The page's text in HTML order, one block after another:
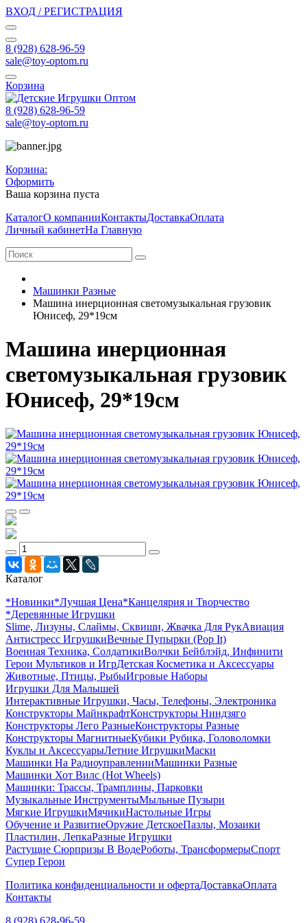
ВХОД / РЕГИСТРАЦИЯ
8 (928) 628-96-59
sale@toy-optom.ru
Корзина
8 (928) 628-96-59
sale@toy-optom.ru
Корзина:
Оформить
Ваша корзина пуста
КаталогО компанииКонтактыДоставкаОплата
Личный кабинетНа Главную
Машинки Разные
Машина инерционная светомузыкальная грузовик
Юнисеф, 29*19см
Машина инерционная
светомузыкальная грузовик
Юнисеф, 29*19см
Каталог
*Новинки*Лучшая Цена*Канцелярия и Творчество
*Деревянные Игрушки
Slime, Лизуны, Слаймы, Сквиши, Жвачка Для РукАвиация
Антистресс ИгрушкиВечные Пупырки (Pop It)
Военная Техника, СолдатикиВолчки Бейблэйд, Инфинити
Герои Мультиков и ИгрДетcкая Косметика и Аксессуары
Животные, Птицы, РыбыИгровые Наборы
Игрушки Для Малышей
Интерактивные Игрушки, Часы, Телефоны, Электроника
Конструкторы МайнкрафтКонструкторы Ниндзяго
Конструкторы Лего РазныеКонструкторы Разные
Конструкторы МагнитныеКубики Рубика, Головоломки
Куклы и АксессуарыЛетние ИгрушкиМаски
Машинки На РадиоуправленииМашинки Разные
Машинки Хот Вилс (Hot Wheels)
Машинки: Трассы, Трамплины, Парковки
Музыкальные ИнструментыМыльные Пузыри
Мягкие ИгрушкиМячикиНастольные Игры
Обучение и РазвитиеОружие ДетскоеПазлы, Мозаики
Пластилин, ЛепкаРазные Игрушки
Растущие Сюрпризы В ВодеРоботы, ТрансформерыСпорт
Супер Герои
Политика конфиденциальности и офертаДоставкаОплата
Контакты
8 (928) 628-96-59